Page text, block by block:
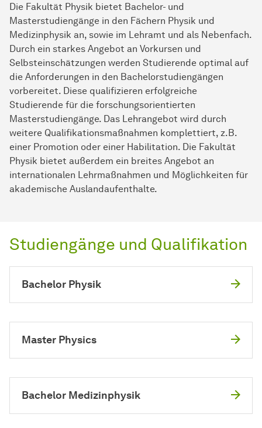
Die Fakultät Physik bietet Bachelor- und
Masterstudiengänge in den Fächern Physik und
Medizinphysik an, sowie im Lehramt und als Nebenfach.
Durch ein starkes Angebot an Vorkursen und
Selbsteinschätzungen werden Studierende optimal auf
die Anforderungen in den Bachelorstudiengängen
vorbereitet. Diese qualifizieren erfolgreiche
Studierende für die forschungsorientierten
Masterstudiengänge. Das Lehrangebot wird durch
weitere Qualifikationsmaßnahmen komplettiert, z.B.
einer Promotion oder einer Habilitation. Die Fakultät
Physik bietet außerdem ein breites Angebot an
internationalen Lehrmaßnahmen und Möglichkeiten für
akademische Auslandaufenthalte.
Studiengänge und Qualifikation
Bachelor Physik
Master Physics
Bachelor Medizinphysik